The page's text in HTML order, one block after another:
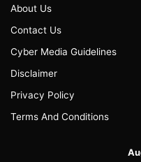
About Us
Contact Us
Cyber Media Guidelines
Disclaimer
Privacy Policy
Terms And Conditions